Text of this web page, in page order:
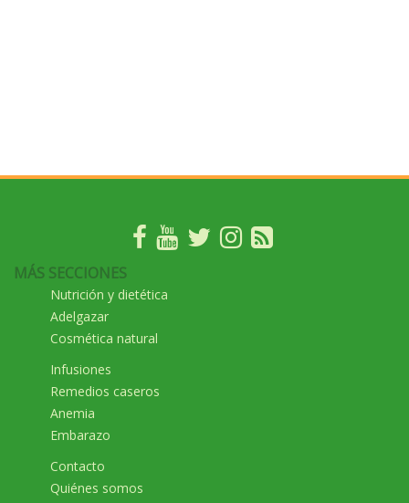
MÁS SECCIONES
Nutrición y dietética
Adelgazar
Cosmética natural
Infusiones
Remedios caseros
Anemia
Embarazo
Contacto
Quiénes somos